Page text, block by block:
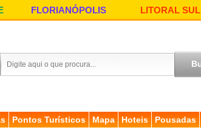
FLORIANÓPOLIS LITORAL SUL
Pontos Turísticos Mapa Hoteis Pousadas